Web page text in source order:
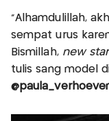
“Alhamdulillah,
sempat urus
Bismillah, new
tulis sang model